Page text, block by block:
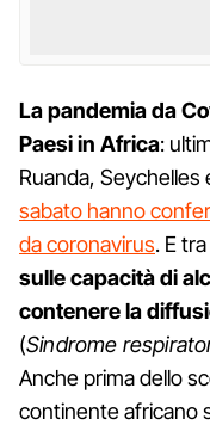
La pandemia da
Paesi in Africa:
Ruanda, Seychelles
sabato hanno
da coronavirus. E
sulle capacità di
contenere la
(Sindrome
Anche prima dello
continente africano